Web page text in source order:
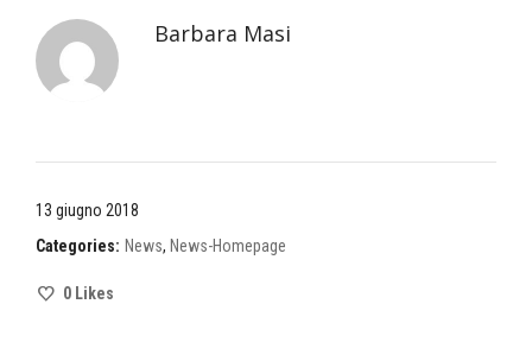
Barbara Masi
13 giugno 2018
Categories: News, News-Homepage
0 Likes